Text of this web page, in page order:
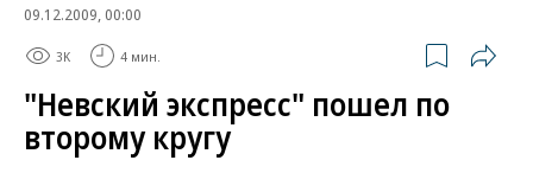
09.12.2009, 00:00
3K 4 мин.
"Невский экспресс" пошел по
второму кругу